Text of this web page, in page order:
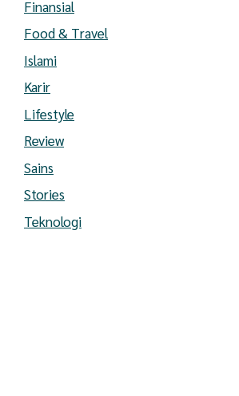
Finansial
Food & Travel
Islami
Karir
Lifestyle
Review
Sains
Stories
Teknologi